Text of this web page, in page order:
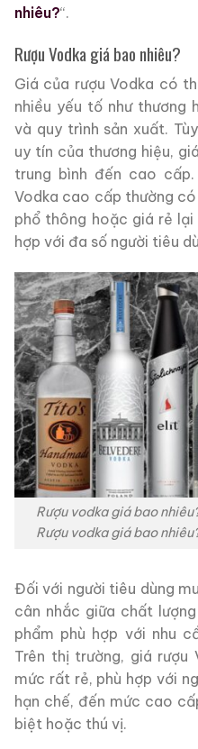
nhiêu?“.
Rượu Vodka giá bao nhiêu?
Giá của rượu Vodka có
nhiều yếu tố như thương
và quy trình sản xuất.
uy tín của thương hiệu,
trung bình đến cao
Vodka cao cấp thường
phổ thông hoặc giá rẻ
hợp với đa số người tiêu
Rượu vodka giá bao
Rượu vodka giá bao
Đối với người tiêu dùng
cân nhắc giữa chất
phẩm phù hợp với nhu
Trên thị trường, giá
mức rất rẻ, phù hợp với
hạn chế, đến mức cao
biệt hoặc thú vị.